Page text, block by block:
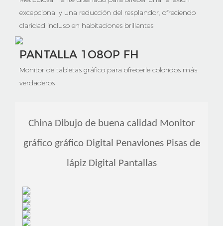
excepcional y una reducción del resplandor, ofreciendo
claridad incluso en habitaciones brillantes
PANTALLA 1O8OP FH
Monitor de tabletas gráfico para ofrecerle coloridos más
verdaderos
China Dibujo de buena calidad Monitor
gráfico gráfico Digital Penaviones Pisas de
lápiz Digital Pantallas